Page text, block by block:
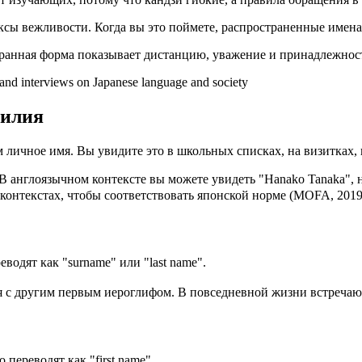
вежливости. Когда вы это поймете, распространенные имена
форма показывает дистанцию, уважение и
interviews on Japanese language and society
личное имя. Вы увидите это в школьных списках, на
контексте вы можете увидеть "Hanako
чтобы соответствовать японской норме (MOFA,
как "surname" или "last name".
первым иероглифом. В повседневной жизни